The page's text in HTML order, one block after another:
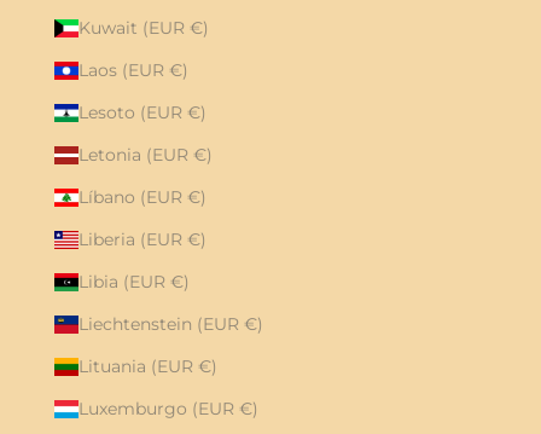
Kuwait (EUR €)
Laos (EUR €)
Lesoto (EUR €)
Letonia (EUR €)
Líbano (EUR €)
Liberia (EUR €)
Libia (EUR €)
Liechtenstein (EUR €)
Lituania (EUR €)
Luxemburgo (EUR €)